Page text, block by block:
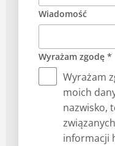
Wiadomość
Wyrażam zgodę *
Wyrażam
moich
nazwisko,
informacji